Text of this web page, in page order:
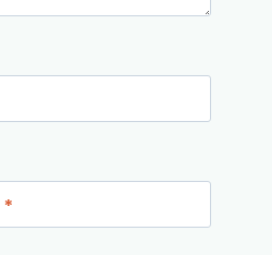
*